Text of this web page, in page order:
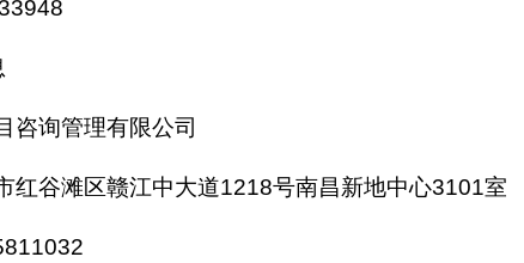
咨询管理有限公司
红谷滩区赣江中大道1218号南昌新地中心3101室